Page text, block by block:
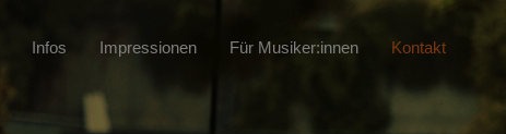
Infos Impressionen Für Musiker:innen Kontakt